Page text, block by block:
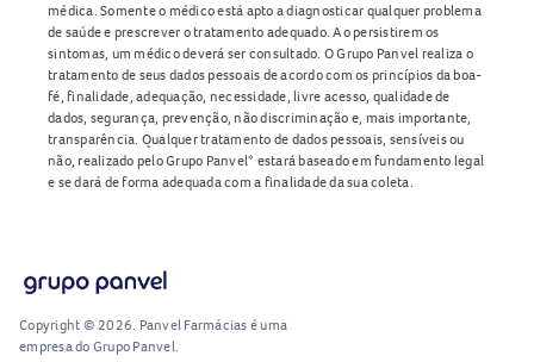
médica. Somente o médico está apto a diagnosticar qualquer problema
de saúde e prescrever o tratamento adequado. Ao persistirem os
sintomas, um médico deverá ser consultado. O Grupo Panvel realiza o
tratamento de seus dados pessoais de acordo com os princípios da boa-
fé, finalidade, adequação, necessidade, livre acesso, qualidade de
dados, segurança, prevenção, não discriminação e, mais importante,
transparência. Qualquer tratamento de dados pessoais, sensíveis ou
não, realizado pelo Grupo Panvel* estará baseado em fundamento legal
e se dará de forma adequada com a finalidade da sua coleta.
Copyright © 2026. Panvel Farmácias é uma
empresa do Grupo Panvel.